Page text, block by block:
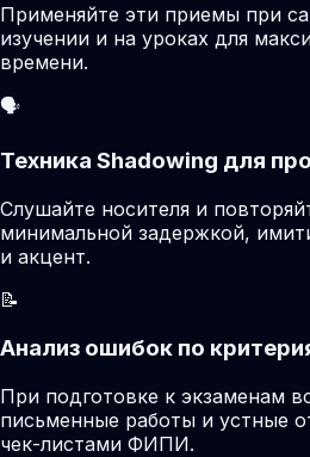
Применяйте эти приемы при
изучении и на уроках для
времени.
🗣️
Техника Shadowing для
Слушайте носителя и
минимальной задержкой,
и акцент.
📝
Анализ ошибок по
При подготовке к экзаменам
письменные работы и устные
чек-листами ФИПИ.